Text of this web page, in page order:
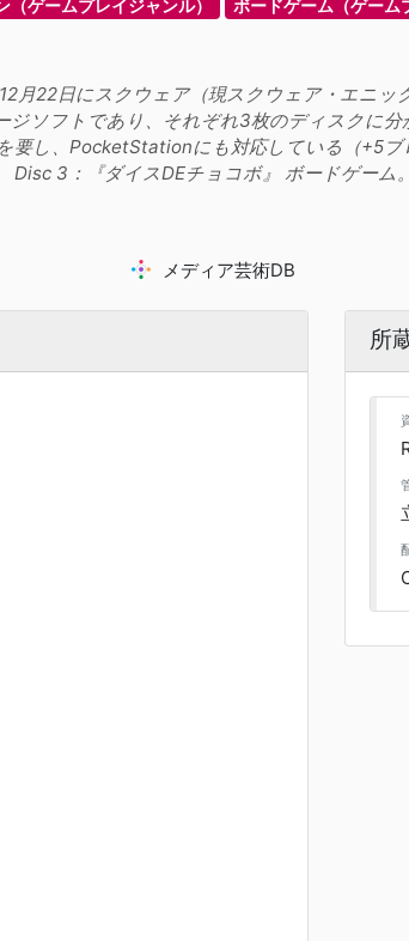
ゲームプレイジャンル） ボードゲーム（ゲーム
月22日にスクウェア（現スクウェア・エニ
ソフトであり、それぞれ3枚のディスクに
要し、PocketStationにも対応している（+5
Disc 3：『ダイスDEチョコボ』 ボードゲー
メディア芸術DB
所